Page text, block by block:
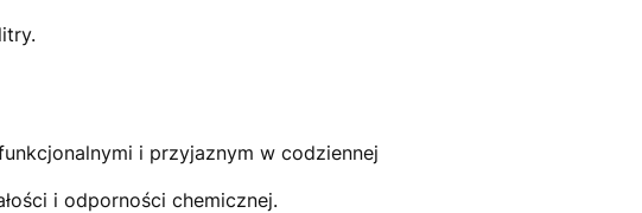
i przyjaznym w codziennej
i odporności chemicznej.